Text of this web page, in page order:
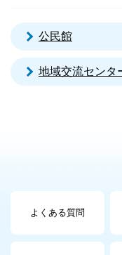
公民館
地域交流センタ
よくある質問